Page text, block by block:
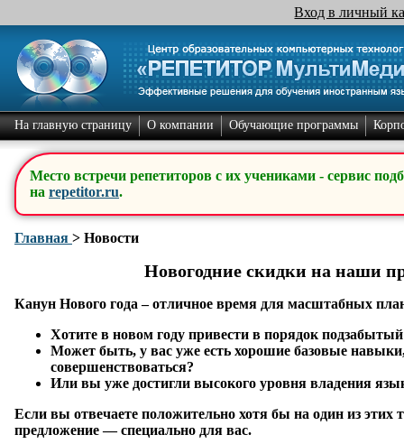
Вход в личный
На главную страницу О компании Обучающие программы
Место встречи репетиторов с их учениками - сервис
на repetitor.ru.
Главная > Новости
Новогодние скидки на наши
Канун Нового года – отличное время для масштабных
Хотите в новом году привести в порядок
Может быть, у вас уже есть хорошие базовые
совершенствоваться?
Или вы уже достигли высокого уровня владения
Если вы отвечаете положительно хотя бы на один из этих
предложение — специально для вас.